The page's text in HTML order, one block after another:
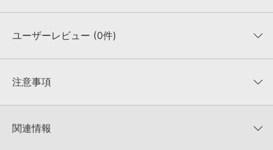
収録ファイル一覧
ユーザーレビュー (0件)
★★★★★
★5
★4
注意事項
KONTAKTフォーマットは、
でお使いいただけます。無償版のKONTAKT PLAYERではお使いい
関連情報